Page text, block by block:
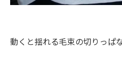
動くと揺れる毛束の切りっ